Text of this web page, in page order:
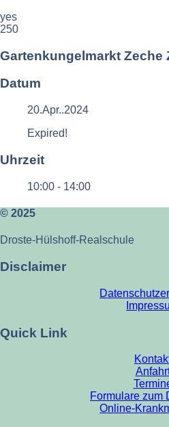
yes
250
Gartenkungelmarkt Zeche
Datum
20.Apr..2024
Expired!
Uhrzeit
10:00 - 14:00
© 2025
Droste-Hülshoff-Realschule
Disclaimer
Quick Link
Formulare zum
Online-